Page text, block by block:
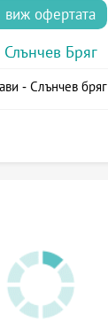
виж офертата
Слънчев Бряг
- Слънчев бряг